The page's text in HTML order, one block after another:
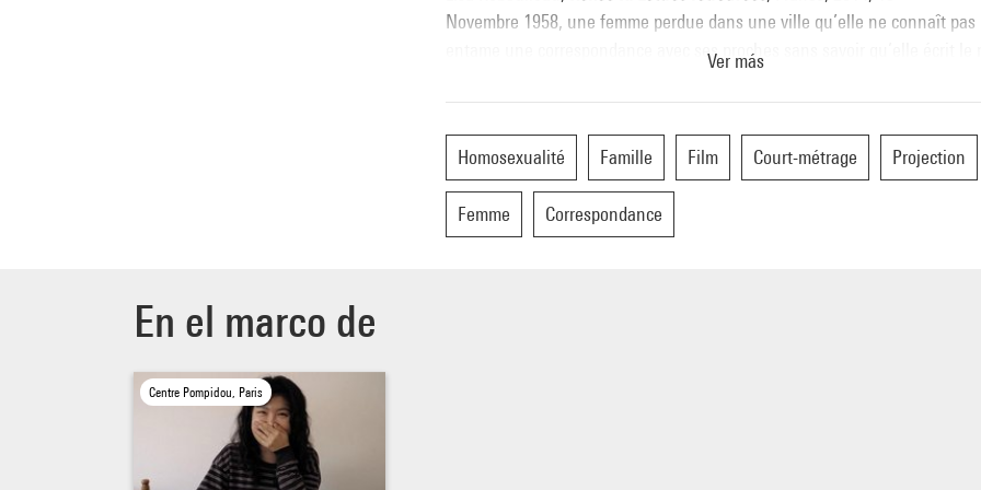
Novembre 1958, une femme perdue dans une ville qu’elle ne connaît pas
entame une correspondance avec ses proches sans savoir qu’elle écrit le
Ver más
Homosexualité Famille Film Court-métrage Projection
Femme Correspondance
En el marco de
Centre Pompidou, Paris